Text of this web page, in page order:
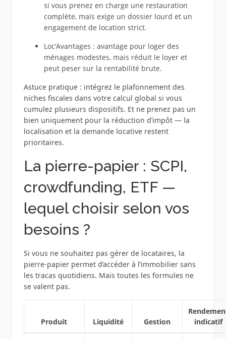
si vous prenez en charge une restauration
complète, mais exige un dossier lourd et un
engagement de location strict.
Loc’Avantages : avantage pour loger des
ménages modestes, mais réduit le loyer et
peut peser sur la rentabilité brute.
Astuce pratique : intégrez le plafonnement des
niches fiscales dans votre calcul global si vous
cumulez plusieurs dispositifs. Et ne prenez pas un
bien uniquement pour la réduction d’impôt — la
localisation et la demande locative restent
prioritaires.
La pierre-papier : SCPI,
crowdfunding, ETF —
lequel choisir selon vos
besoins ?
Si vous ne souhaitez pas gérer de locataires, la
pierre-papier permet d’accéder à l’immobilier sans
les tracas quotidiens. Mais toutes les formules ne
se valent pas.
Produit Liquidité Gestion
indicatif